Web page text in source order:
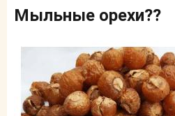
Мыльные орехи??